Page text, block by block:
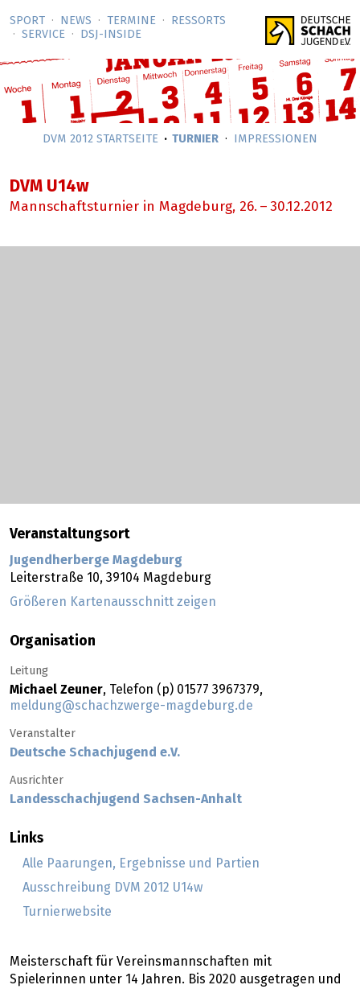
SPORT NEWS TERMINE
RESSORTS
SERVICE
DSJ-­INSIDE
DVM 2012 STARTSEITE TURNIER IMPRESSIONEN
DVM U14w
Mannschaftsturnier in Magdeburg, 26. – 30.12.2012
Veranstaltungsort
Jugendherberge Magdeburg
Leiterstraße 10, 39104 Magdeburg
Größeren Kartenausschnitt zeigen
Organisation
Leitung
Michael Zeuner, Telefon (p) 01577 3967379,
meldung@schachzwerge-magdeburg.de
Veranstalter
Deutsche Schachjugend e.V.
Ausrichter
Landesschachjugend Sachsen-Anhalt
Links
Alle Paarungen, Ergebnisse und Partien
Ausschreibung DVM 2012 U14w
Turnierwebsite
Meisterschaft für Vereinsmannschaften mit
Spielerinnen unter 14 Jahren. Bis 2020 ausgetragen und